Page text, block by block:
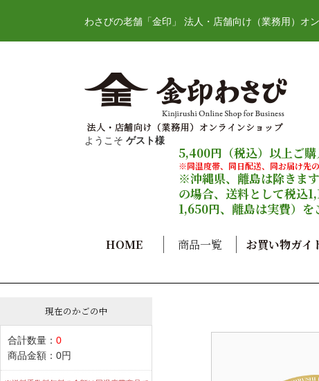
わさびの老舗「金印」 法人・店舗向け（業務用）オ
ようこそ ゲスト様
5,400円（税込）以上ご
※同温度帯、同日配送、同お届け先の
※沖縄県、離島は除きま
の場合、送料として税込
1,650円、離島は実費）を
HOME 商品一覧 お買い物ガイ
現在のかごの中
合計数量： 0
商品金額： 0円